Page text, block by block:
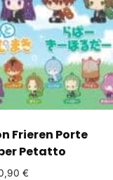
Frieren Porte
Petatto
€